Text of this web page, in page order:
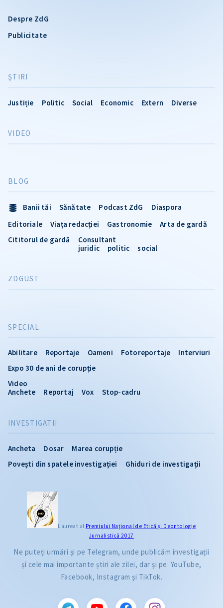
Despre ZdG
Publicitate
ŞTIRI
Justiție Politic Social Economic Extern Diverse
INVESTIGATII
Ancheta Dosar
Marea corupție
Povești din spatele investigației
Ghiduri de investigații
VIDEO
SPECIAL
Abilitare Reportaje Oameni Fotoreportaje
Interviuri
Expo 30 de ani de corupție
Video
Anchete
Reportaj Vox Stop-cadru
BLOG
Banii tăi Sănătate Podcast ZdG
Diaspora
Editoriale
Viața redacției Gastronomie
Arta de gardă
Cititorul de gardă
Consultant
juridic
politic social
ZDGUST
Laureat al Premiului Naţional de Etică și Deontologie
Jurnalistică 2017
Ne puteți urmări și pe Telegram, unde publicăm investigații
și cele mai importante știri ale zilei, dar și pe: YouTube,
Facebook, Instagram și TikTok.